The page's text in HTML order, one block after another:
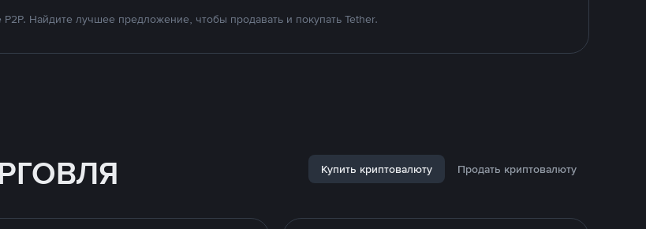
Найдите лучшее предложение, чтобы продавать и покупать Tether.
Купить криптовалюту Продать криптовалюту